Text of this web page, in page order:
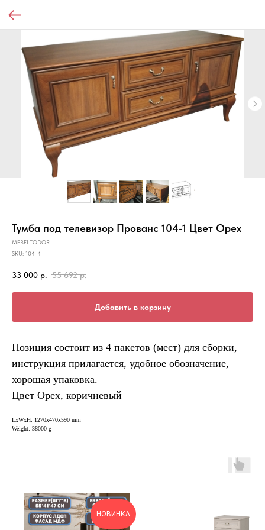
Тумба под телевизор Прованс 104-1 Цвет Орех
MEBELTODOR
SKU: 104-4
33 000 р. 55 692 р.
Добавить в корзину
Позиция состоит из 4 пакетов (мест) для сборки,
инструкция прилагается, удобное обозначение,
хорошая упаковка.
Цвет Орех, коричневый
LxWxH: 1270x470x590 mm
Weight: 38000 g
НОВИНКА